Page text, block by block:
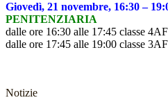
Giovedì, 21 novembre, 16:30 –
PENITENZIARIA
dalle ore 16:30 alle 17:45 classe
dalle ore 17:45 alle 19:00 classe
Notizie